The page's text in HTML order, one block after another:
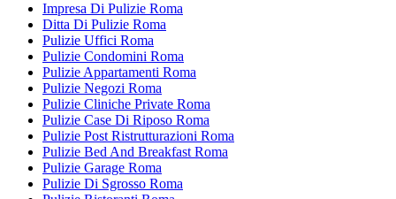
Impresa Di Pulizie Roma
Ditta Di Pulizie Roma
Pulizie Uffici Roma
Pulizie Condomini Roma
Pulizie Appartamenti Roma
Pulizie Negozi Roma
Pulizie Cliniche Private Roma
Pulizie Case Di Riposo Roma
Pulizie Post Ristrutturazioni Roma
Pulizie Bed And Breakfast Roma
Pulizie Garage Roma
Pulizie Di Sgrosso Roma